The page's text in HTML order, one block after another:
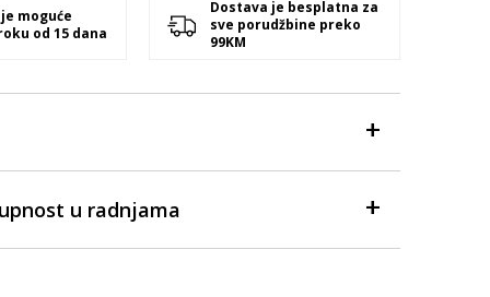
moguće
od 15 dana
Dostava je besplatna za
sve porudžbine preko
99KM
u radnjama